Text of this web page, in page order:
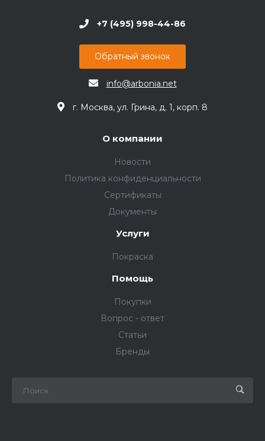
+7 (495) 998-44-86
Обратный звонок
info@arbonia.net
г. Москва, ул. Грина, д. 1, корп. 8
О компании
Новости
Политика конфиденциальности
Сертификаты
Документы
Услуги
Покраска
Помощь
Покупки
Вопрос - ответ
Статьи
Бренды